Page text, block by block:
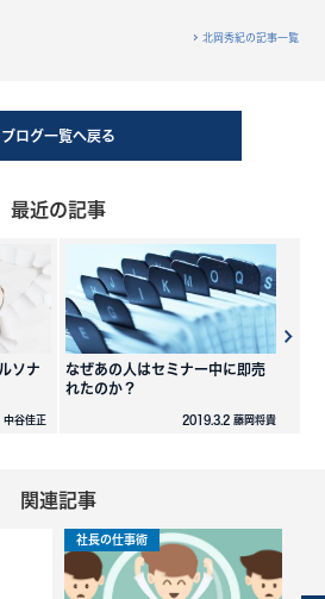
北岡秀紀の記事一覧
ブログ一覧へ戻る
最近の記事
ソナ
谷佳正
なぜあの人はセミナー中に即売
れたのか？
2019.3.2 藤岡将貴
関連記事
社長の仕事術